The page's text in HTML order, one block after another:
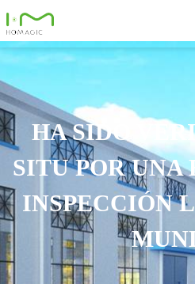
SIDO
POR UNA
MUNDO